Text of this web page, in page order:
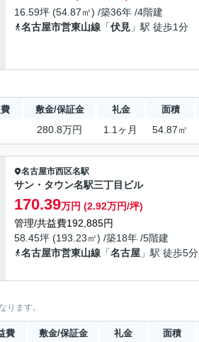
16.59坪 (54.87㎡) /築36年 /4階建
名古屋市営東山線 「伏見 」駅 徒歩1分
敷金/保証金 礼金 面積
280.8万円 1.1ヶ月 54.87㎡
名古屋市西区名駅
サン・タウン名駅三丁目ビル
170.39万円 (2.92万円/坪)
管理/共益費192,885円
58.45坪 (193.23㎡) /築18年 /5階建
名古屋市営東山線 「名古屋 」駅 徒歩5分
ります。
費 敷金/保証金 礼金 面積